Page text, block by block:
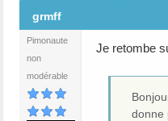
grmff
Pimonaute
non
modérable
Je retombe
donne